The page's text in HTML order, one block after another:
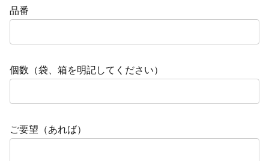
品番
個数（袋、箱を明記してください）
ご要望（あれば）